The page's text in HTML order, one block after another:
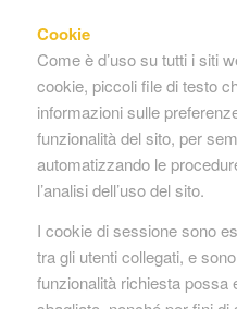
Cookie
Come è d’uso su tutti i siti
cookie, piccoli file di testo
informazioni sulle
funzionalità del sito, per
automatizzando le
l’analisi dell’uso del sito.
I cookie di sessione sono
tra gli utenti collegati, e
funzionalità richiesta possa